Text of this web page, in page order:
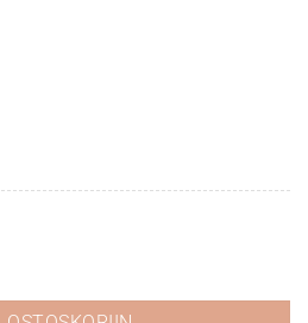
chromite (blue red shade) määrä